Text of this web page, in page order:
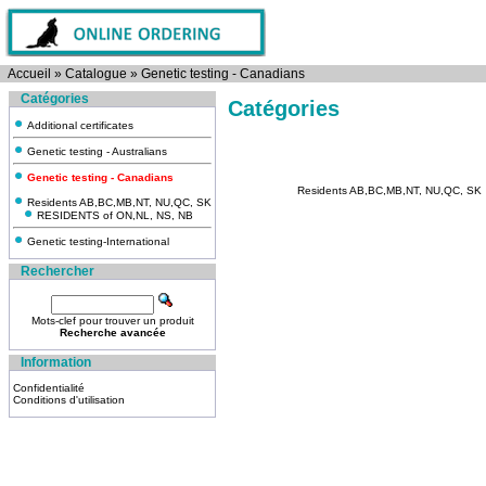
Accueil » Catalogue » Genetic testing - Canadians
Catégories
Additional certificates
Genetic testing - Australians
Genetic testing - Canadians
Residents AB,BC,MB,NT, NU,QC, SK
RESIDENTS of ON,NL, NS, NB
Genetic testing-International
Rechercher
Mots-clef pour trouver un produit
Recherche avancée
Information
Confidentialité
Conditions d'utilisation
Catégories
Residents AB,BC,MB,NT, NU,QC, SK